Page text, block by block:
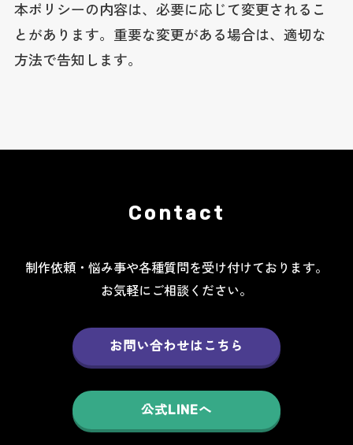
本ポリシーの内容は、必要に応じて変更されるこ
とがあります。重要な変更がある場合は、適切な
方法で告知します。
Contact
制作依頼・悩み事や各種質問を受け付けております。
お気軽にご相談ください。
お問い合わせはこちら
公式LINEへ